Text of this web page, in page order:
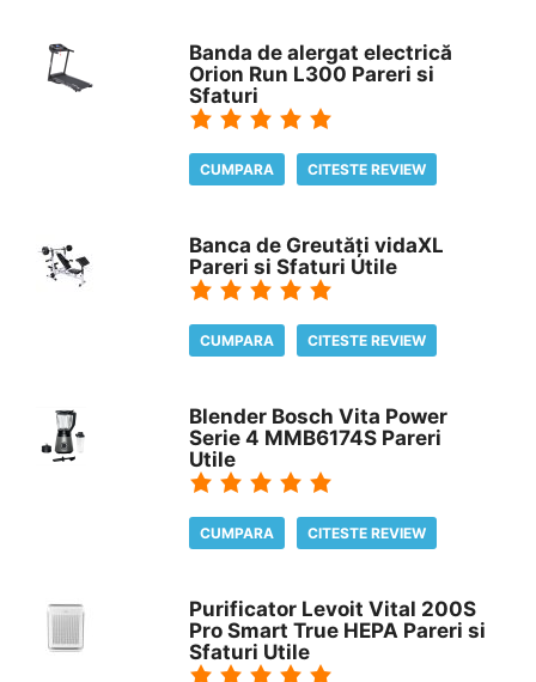
Banda de alergat electrică
Orion Run L300 Pareri si
Sfaturi
CUMPARA CITESTE REVIEW
Banca de Greutăți vidaXL
Pareri si Sfaturi Utile
CUMPARA CITESTE REVIEW
Blender Bosch Vita Power
Serie 4 MMB6174S Pareri
Utile
CUMPARA CITESTE REVIEW
Purificator Levoit Vital 200S
Pro Smart True HEPA Pareri si
Sfaturi Utile